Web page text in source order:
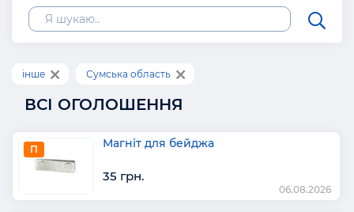
інше Сумська область
ВСІ ОГОЛОШЕННЯ
П Магніт для бейджа
35 грн.
06.08.2026